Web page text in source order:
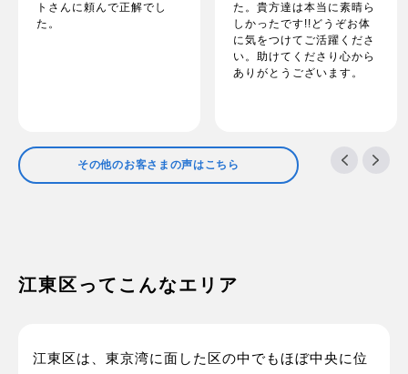
トさんに頼んで正解でし
た。
た。貴方達は本当に素晴ら
しかったです!!どうぞお体
に気をつけてご活躍くださ
い。助けてくださり心から
ありがとうございます。
その他のお客さまの声はこちら
江東区ってこんなエリア
江東区は、東京湾に面した区の中でもほぼ中央に位